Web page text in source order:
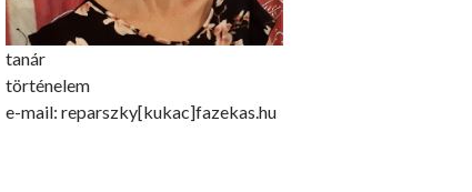
tanár
történelem
e-mail: reparszky[kukac]fazekas.hu